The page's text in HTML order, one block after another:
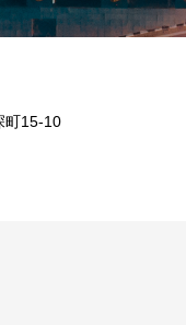
町15-10